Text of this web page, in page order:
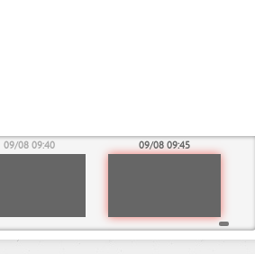
09/08 09:40 09/08 09:45